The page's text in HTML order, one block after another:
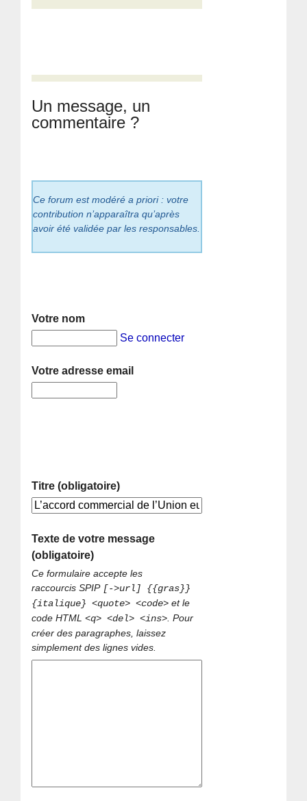
Un message, un
commentaire ?
Ce forum est modéré a priori : votre
contribution n’apparaîtra qu’après
avoir été validée par les responsables.
Votre nom
Se connecter
Votre adresse email
Titre (obligatoire)
Texte de votre message
(obligatoire)
Ce formulaire accepte les
raccourcis SPIP [->url] {{gras}}
{italique} <quote> <code> et le
code HTML<q> <del> <ins>. Pour
créer des paragraphes, laissez
simplement des lignes vides.